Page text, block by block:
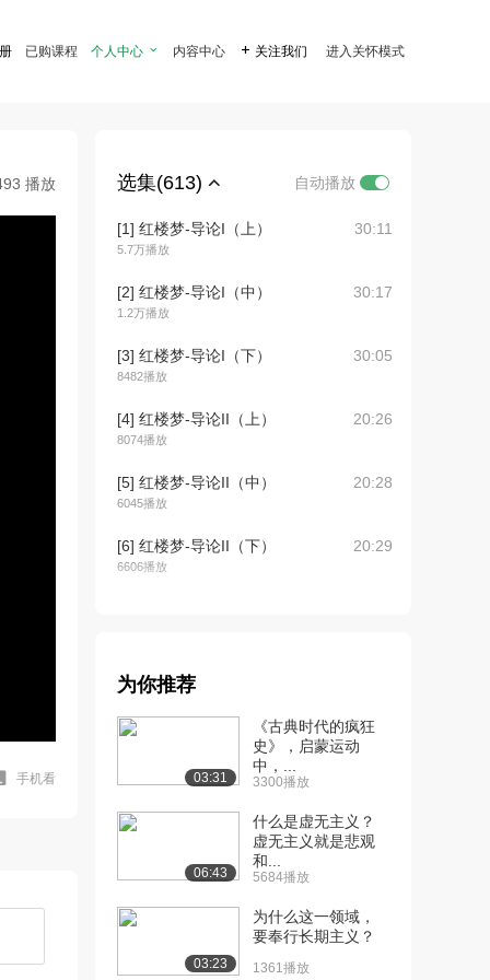
已购课程 个人中心  内容中心  关注我们 进入关怀模式
播放
手机看
选集(613) 自动播放
[1] 红楼梦-导论I（上）
5.7万播放
30:11
[2] 红楼梦-导论I（中）
1.2万播放
30:17
[3] 红楼梦-导论I（下）
8482播放
30:05
[4] 红楼梦-导论II（上）
8074播放
20:26
[5] 红楼梦-导论II（中）
6045播放
20:28
[6] 红楼梦-导论II（下）
6606播放
20:29
[8] 神话专题I-女娲补天神
话(一)（中...
[9] 神话专题I-女娲补天神
话(一)（下...
7035播放
[10] 神话专题I-女娲补天神
6215播放
[11] 神话专题I-女娲补天神
为你推荐
03:31
《古典时代的疯狂
史》，启蒙运动
中，...
3300播放
06:43
什么是虚无主义？
虚无主义就是悲观
和...
5684播放
03:23
为什么这一领域，
要奉行长期主义？
1361播放